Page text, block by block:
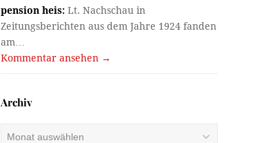
pension heis: Lt. Nachschau in
Zeitungsberichten aus dem Jahre 1924 fanden
am…
Kommentar ansehen →
Archiv